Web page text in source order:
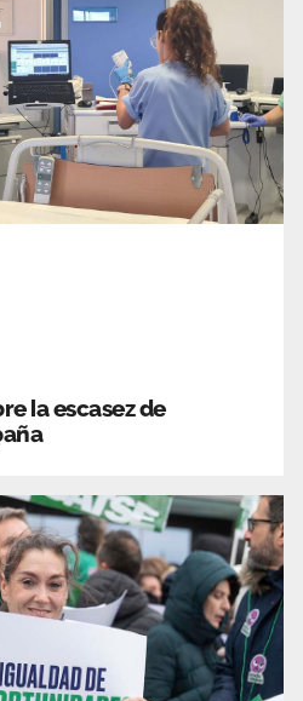
la escasez de